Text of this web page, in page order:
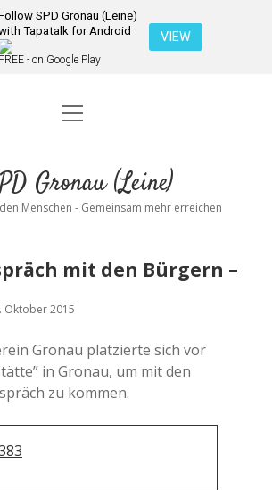
SPD Gronau (Leine)
Tapatalk for Android
FREE - on Google Play
VIEW
Startseite
Menü
öffnen
Kandidierende
Über uns Dropdown-
Menü
Spenden
facebookinstagram
rss
E-
Mail
Menü
Menschen - Gemeinsam mehr erreichen
mit den Bürgern –
Oktober 2015
Gronau platzierte sich vor
in Gronau, um mit den
zu kommen.